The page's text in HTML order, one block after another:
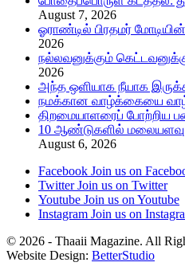
August 7, 2026
ஓராண்டில் பிரதமர்
2026
நல்லவனுக்கும்
2026
அந்த ஒளியாக நீயாக
நமக்கான வாழ்க்கையை
திறமையாளரைப் போற்றிய
10 ஆண்டுகளில்
August 6, 2026
Facebook Join us on
Twitter Join us on Twitter
Youtube Join us on Youtube
Instagram Join us on
© 2026 - Thaaii Magazine. All
Website Design: BetterStudio